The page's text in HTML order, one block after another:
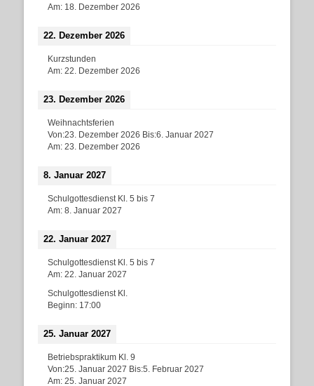
Am: 18. Dezember 2026
22. Dezember 2026
Kurzstunden
Am: 22. Dezember 2026
23. Dezember 2026
Weihnachtsferien
Von:23. Dezember 2026 Bis:6. Januar 2027
Am: 23. Dezember 2026
8. Januar 2027
Schulgottesdienst Kl. 5 bis 7
Am: 8. Januar 2027
22. Januar 2027
Schulgottesdienst Kl. 5 bis 7
Am: 22. Januar 2027
Schulgottesdienst Kl.
Beginn: 17:00
25. Januar 2027
Betriebspraktikum Kl. 9
Von:25. Januar 2027 Bis:5. Februar 2027
Am: 25. Januar 2027